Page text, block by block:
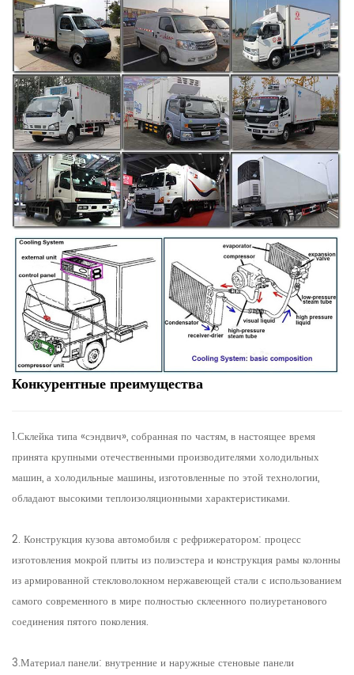
Конкурентные преимущества
1.Склейка типа «сэндвич», собранная по частям, в настоящее время
принята крупными отечественными производителями холодильных
машин, а холодильные машины, изготовленные по этой технологии,
обладают высокими теплоизоляционными характеристиками.
2. Конструкция кузова автомобиля с рефрижератором: процесс
изготовления мокрой плиты из полиэстера и конструкция рамы колонны
из армированной стекловолокном нержавеющей стали с использованием
самого современного в мире полностью склеенного полиуретанового
соединения пятого поколения.
3.Материал панели: внутренние и наружные стеновые панели